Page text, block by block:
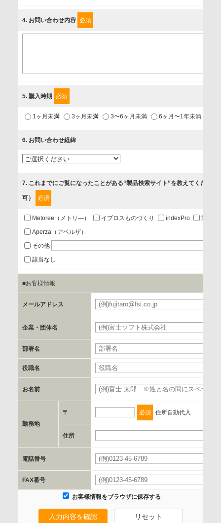
個人情報保護責任者
1.当社が取り扱う商品・サービスに関するご案内
2.当社が開催（主催・共催・協賛）するセミナーなど、各種イ
3.お客様の業務内容、及び興味、関心に応じた情報の提供
4.お客様満足度調査等のアンケートの依頼
第三者提供の有無
あり
a.個人情報の提供・利用目的
当該企業/団体のサービス等のご案内及び当該企業/団体からの
お客様のご氏名、フリガナ、企業・団体名、部署名、役職、
郵便番号、住所、電話番号、FAX番号、メールアドレス
c.第三者への提供の手段または手法
書類の送付又は電子的な方法
d.提供先および管理者
当社とイベント/セミナーを共同で開催する企業/団体
e.個人情報取り扱いに関する契約
当社と当該企業/団体とは、個人情報取扱に関する覚書の締結
を行います。
委託の有無
4. お問い合わせ内容 必須
5. 購入時期 必須
1ヶ月未満 3ヶ月未満 3〜6ヶ月未満 6ヶ月〜1年未満
6. お問い合わせ経緯
7. これまでにご覧になったことがある“製品検索サイト”を教えてください
可） 必須
Metoree（メトリ―） イプロスものづくり indexPro
製品ナ
Aperza（アペルザ）
その他
該当なし
■お客様情報
メールアドレス
企業・団体名
部署名
役職名
お名前
勤務地
〒 必須 住所自動代入
住所
電話番号
FAX番号
お客様情報をブラウザに保存する
入力内容を確認 リセット